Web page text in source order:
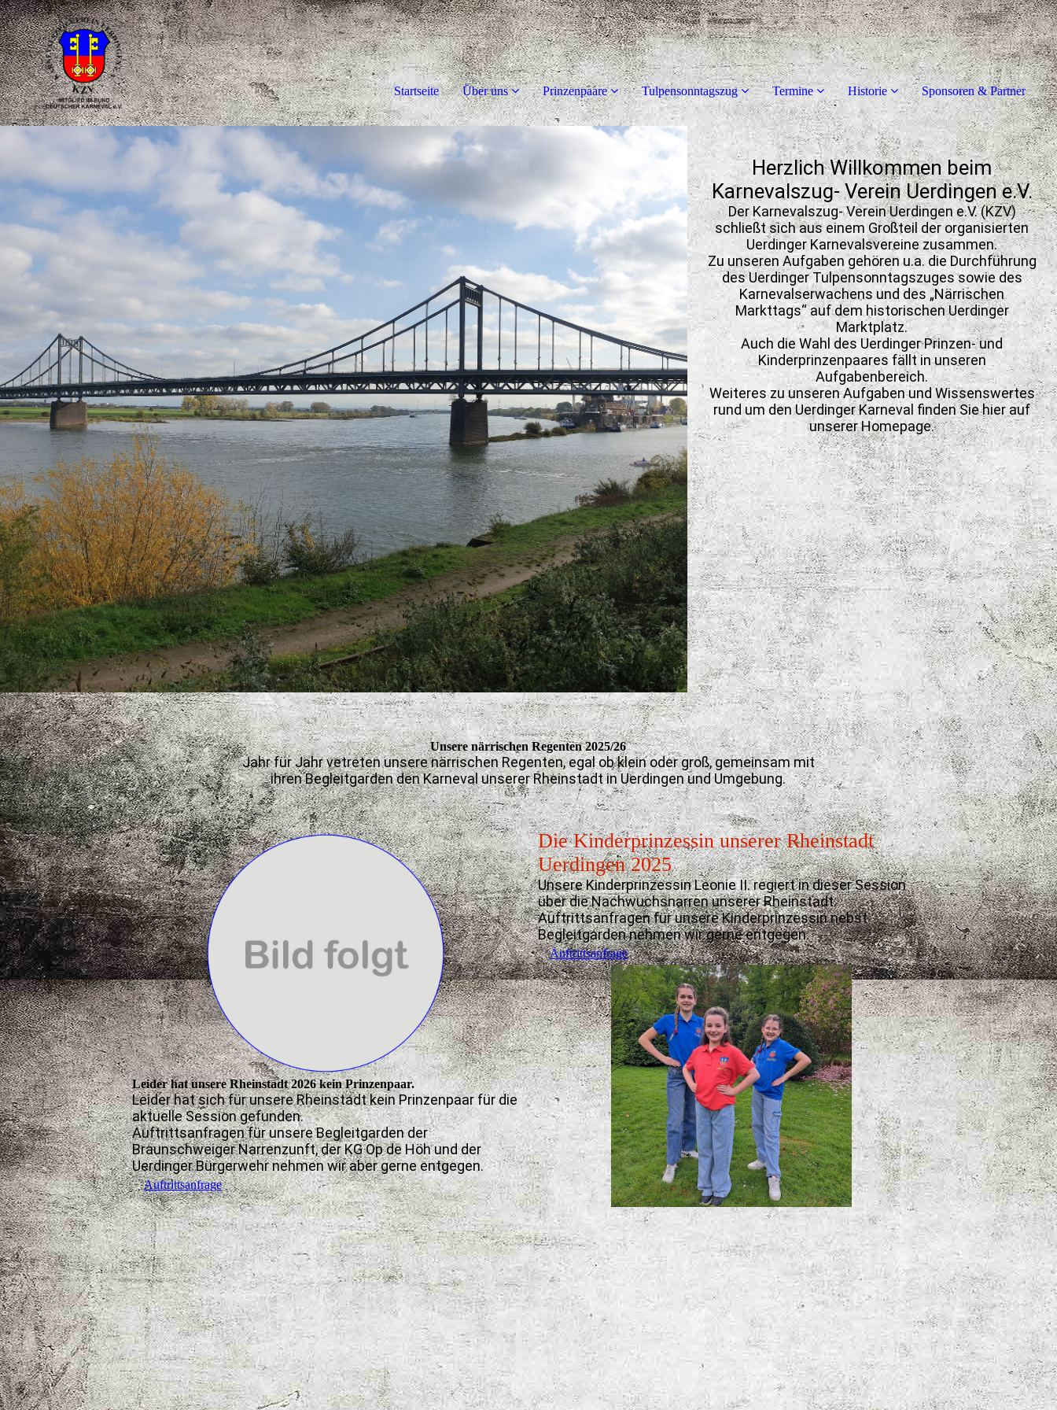
Startseite Über uns Prinzenpaare Tulpensonntagszug Termine Historie Sponsoren & Partner
Herzlich Willkommen beim
Karnevalszug- Verein Uerdingen e.V.
Der Karnevalszug- Verein Uerdingen e.V. (KZV)
schließt sich aus einem Großteil der organisierten
Uerdinger Karnevalsvereine zusammen.
Zu unseren Aufgaben gehören u.a. die Durchführung
des Uerdinger Tulpensonntagszuges sowie des
Karnevalserwachens und des „Närrischen
Markttags“ auf dem historischen Uerdinger
Marktplatz.
Auch die Wahl des Uerdinger Prinzen- und
Kinderprinzenpaares fällt in unseren
Aufgabenbereich.
Weiteres zu unseren Aufgaben und Wissenswertes
rund um den Uerdinger Karneval finden Sie hier auf
unserer Homepage.
Unsere närrischen Regenten 2025/26
Jahr für Jahr vetreten unsere närrischen Regenten, egal ob klein oder groß, gemeinsam mit
ihren Begleitgarden den Karneval unserer Rheinstadt in Uerdingen und Umgebung.
Leider hat unsere Rheinstadt 2026 kein Prinzenpaar.
Leider hat sich für unsere Rheinstadt kein Prinzenpaar für die
aktuelle Session gefunden.
Auftrittsanfragen für unsere Begleitgarden der
Braunschweiger Narrenzunft, der KG Op de Höh und der
Uerdinger Bürgerwehr nehmen wir aber gerne entgegen.
Auftrittsanfrage
Die Kinderprinzessin unserer Rheinstadt
Uerdingen 2025
Unsere Kinderprinzessin Leonie II. regiert in dieser Session
über die Nachwuchsnarren unserer Rheinstadt.
Auftrittsanfragen für unsere Kinderprinzessin nebst
Begleitgarden nehmen wir gerne entgegen.
Auftrittsanfrage